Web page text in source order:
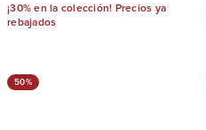
¡30% en la colección! Precios ya
rebajados
50%